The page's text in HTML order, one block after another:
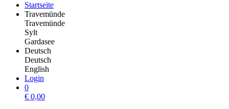
Startseite
Travemünde
Travemünde
Sylt
Gardasee
Deutsch
Deutsch
English
Login
0
€ 0,00